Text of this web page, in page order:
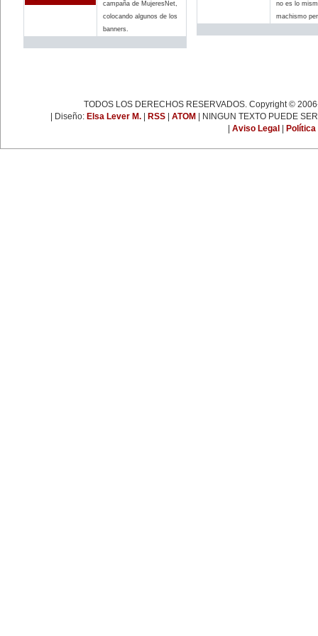
espartaquista junto a Kart
Muere Françoise Giroud (1916-
periodismo, las letras y la política
Fallece Leona Vicario (1789-
1842), patriota mexicana que tuvo
una importante actuación durante
Nace la escritora inglesa Virginia
campaña de MujeresNet,
colocando algunos de los
banners.
no es lo
machismo
TODOS LOS DERECHOS RESERVADOS. Copyright ©
| Diseño: Elsa Lever M.| RSS| ATOM| NINGUN TEXTO PUEDE
| Aviso Legal | Política